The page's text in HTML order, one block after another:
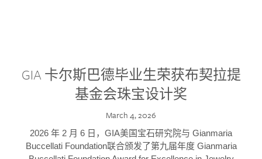
GIA 卡尔斯巴德毕业生荣获布契拉提
基金会珠宝设计奖
March 4, 2026
2026 年 2 月 6 日，GIA美国宝石研究院与 Gianmaria
Buccellati Foundation联合颁发了第九届年度 Gianmaria